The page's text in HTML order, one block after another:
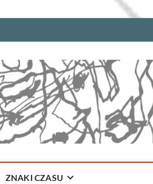
ZNAKI CZASU